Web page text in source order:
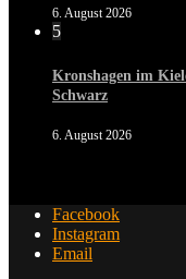
6. August 2026
5
Kronshagen im
Schwarz
6. August 2026
Facebook
Instagram
Email